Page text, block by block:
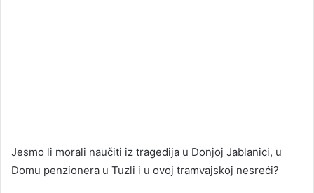
Jesmo li morali naučiti iz tragedija u Donjoj Jablanici, u
Domu penzionera u Tuzli i u ovoj tramvajskoj nesreći?